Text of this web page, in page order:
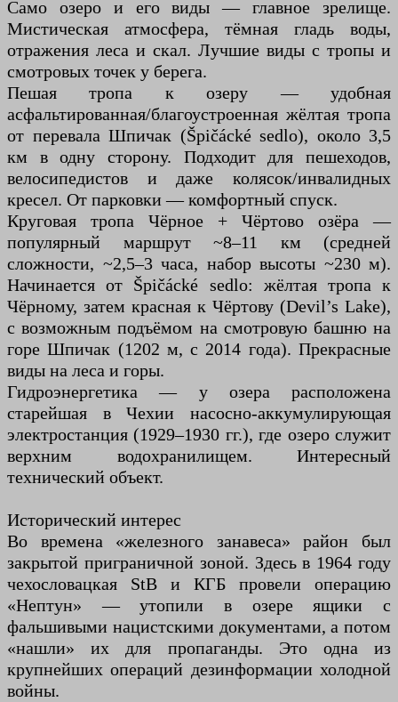
Само озеро и его виды — главное зрелище.
Мистическая атмосфера, тёмная гладь воды,
отражения леса и скал. Лучшие виды с тропы и
смотровых точек у берега.
Пешая тропа к озеру — удобная
асфальтированная/благоустроенная жёлтая тропа
от перевала Шпичак (Špičácké sedlo), около 3,5
км в одну сторону. Подходит для пешеходов,
велосипедистов и даже колясок/инвалидных
кресел. От парковки — комфортный спуск.
Круговая тропа Чёрное + Чёртово озёра —
популярный маршрут ~8–11 км (средней
сложности, ~2,5–3 часа, набор высоты ~230 м).
Начинается от Špičácké sedlo: жёлтая тропа к
Чёрному, затем красная к Чёртову (Devil’s Lake),
с возможным подъёмом на смотровую башню на
горе Шпичак (1202 м, с 2014 года). Прекрасные
виды на леса и горы.
Гидроэнергетика — у озера расположена
старейшая в Чехии насосно-аккумулирующая
электростанция (1929–1930 гг.), где озеро служит
верхним водохранилищем. Интересный
технический объект.
Исторический интерес
Во времена «железного занавеса» район был
закрытой приграничной зоной. Здесь в 1964 году
чехословацкая StB и КГБ провели операцию
«Нептун» — утопили в озере ящики с
фальшивыми нацистскими документами, а потом
«нашли» их для пропаганды. Это одна из
крупнейших операций дезинформации холодной
войны.